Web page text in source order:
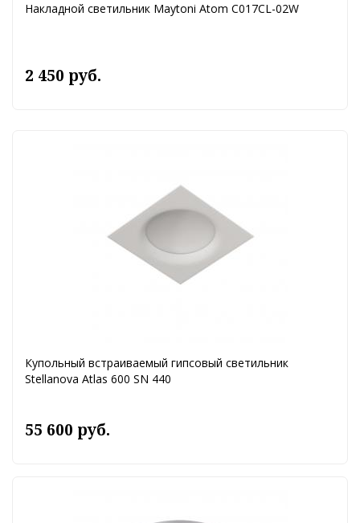
Накладной светильник Maytoni Atom C017CL-02W
2 450 руб.
Купольный встраиваемый гипсовый светильник
Stellanova Atlas 600 SN 440
55 600 руб.